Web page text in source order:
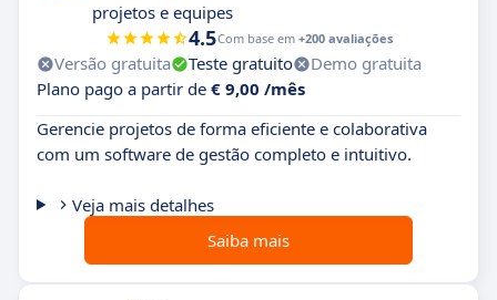
projetos e equipes
4.5Com base em +200 avaliações
Versão gratuita Teste gratuito
Demo gratuita
Plano pago a partir de € 9,00 /mês
Gerencie projetos de forma eficiente e colaborativa
com um software de gestão completo e intuitivo.
Veja mais detalhes
Saiba mais